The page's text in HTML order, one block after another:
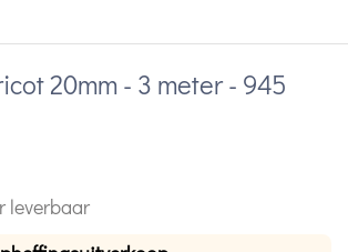
20mm - 3 meter - 945
leverbaar